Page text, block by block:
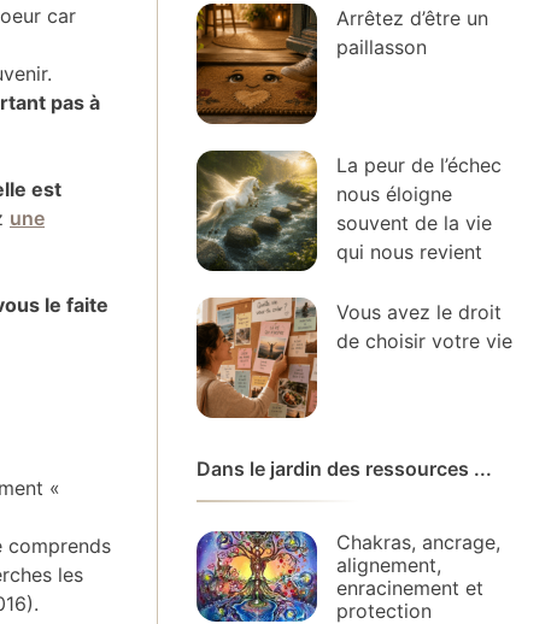
car
pas à
est
une
le faite
«
comprends
les
Arrêtez d’être un
paillasson
La peur de l’échec
nous éloigne
souvent de la vie
qui nous revient
Vous avez le droit
de choisir votre vie
Dans le jardin des ressources ...
Chakras, ancrage,
alignement,
enracinement et
protection